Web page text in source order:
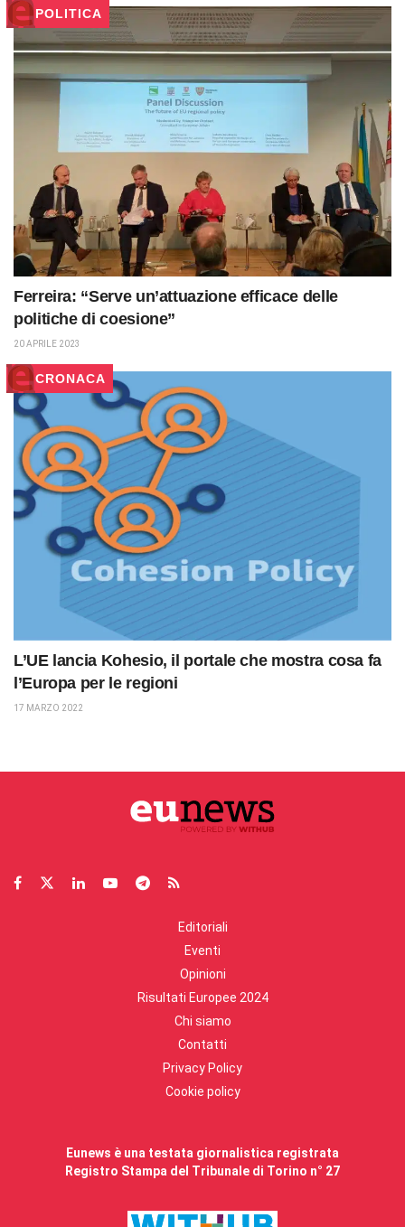
POLITICA
Ferreira: “Serve un’attuazione efficace delle
politiche di coesione”
20 APRILE 2023
CRONACA
L’UE lancia Kohesio, il portale che mostra cosa fa
l’Europa per le regioni
17 MARZO 2022
Editoriali
Eventi
Opinioni
Risultati Europee 2024
Chi siamo
Contatti
Privacy Policy
Cookie policy
Eunews è una testata giornalistica registrata
Registro Stampa del Tribunale di Torino n° 27